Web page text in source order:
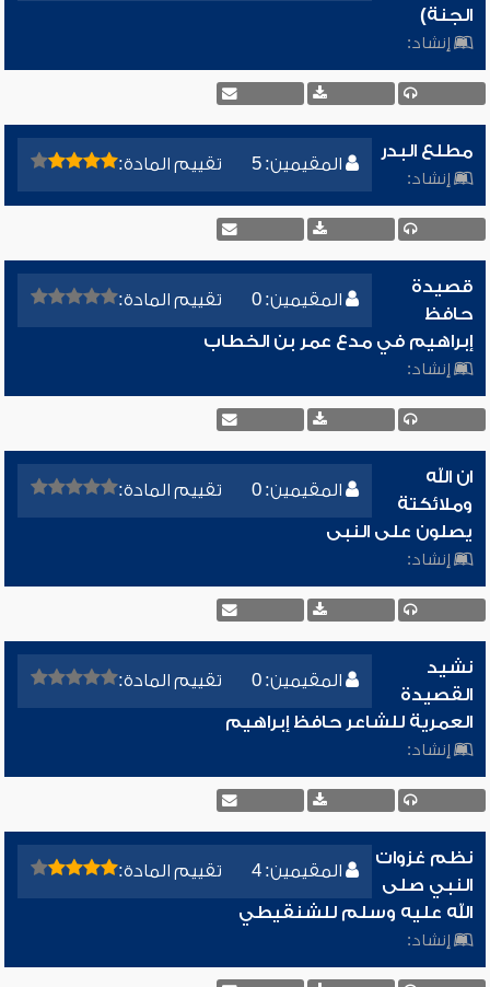
الجنة)
إنشاد:
المقيمين: 5 تقييم المادة:
مطلع البدر
إنشاد:
المقيمين: 0 تقييم المادة:
قصيدة
حافظ
إبراهيم في مدع عمر بن الخطاب
إنشاد:
المقيمين: 0 تقييم المادة:
ان الله
وملائكتة
يصلون على النبى
إنشاد:
المقيمين: 0 تقييم المادة:
نشيد
القصيدة
العمرية للشاعر حافظ إبراهيم
إنشاد:
المقيمين: 4 تقييم المادة:
نظم غزوات
النبي صلى
الله عليه وسلم للشنقيطي
إنشاد: